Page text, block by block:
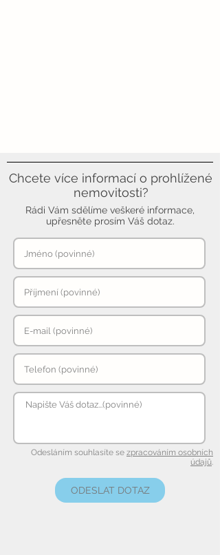
Chcete více informací o prohlížené
nemovitosti?
Rádi Vám sdělíme veškeré informace,
upřesněte prosím Váš dotaz.
Odesláním souhlasíte se zpracováním osobních
údajů.
ODESLAT DOTAZ